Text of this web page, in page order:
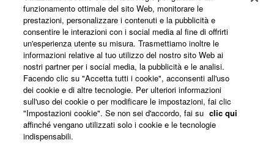
Informazioni su Yamaha
Italia - Italian
Affari
funzionamento ottimale del sito Web, monitorare le
prestazioni, personalizzare i contenuti e la pubblicità e
consentire le interazioni con i social media al fine di offrirti
un'esperienza utente su misura. Trasmettiamo inoltre le
informazioni relative al tuo utilizzo del nostro sito Web ai
nostri partner per i social media, la pubblicità e le analisi.
Facendo clic su "Accetta tutti i cookie", acconsenti all'uso
dei cookie e di altre tecnologie. Per ulteriori informazioni
sull'uso dei cookie o per modificare le impostazioni, fai clic
"Impostazioni cookie". Se non sei d'accordo, fai su clic qui
affinché vengano utilizzati solo i cookie e le tecnologie
indispensabili.